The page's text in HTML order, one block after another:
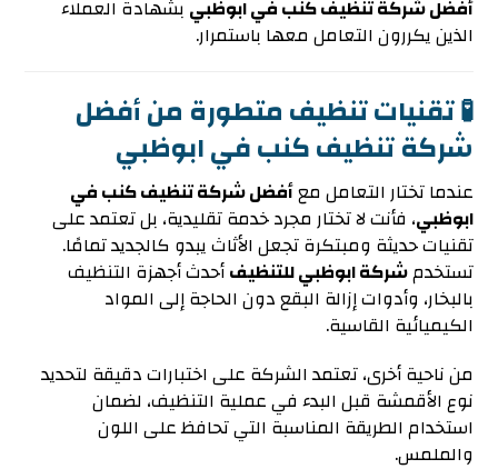
أفضل شركة تنظيف كنب في ابوظبي بشهادة العملاء
الذين يكررون التعامل معها باستمرار.
🧪 تقنيات تنظيف متطورة من أفضل
شركة تنظيف كنب في ابوظبي
عندما تختار التعامل معأفضل شركة تنظيف كنب في
ابوظبي، فأنت لا تختار مجرد خدمة تقليدية، بل تعتمد على
تقنيات حديثة ومبتكرة تجعل الأثاث يبدو كالجديد تمامًا.
تستخدمشركة ابوظبي للتنظيفأحدث أجهزة التنظيف
بالبخار، وأدوات إزالة البقع دون الحاجة إلى المواد
الكيميائية القاسية.
من ناحية أخرى، تعتمد الشركة على اختبارات دقيقة لتحديد
نوع الأقمشة قبل البدء في عملية التنظيف، لضمان
استخدام الطريقة المناسبة التي تحافظ على اللون
والملمس.